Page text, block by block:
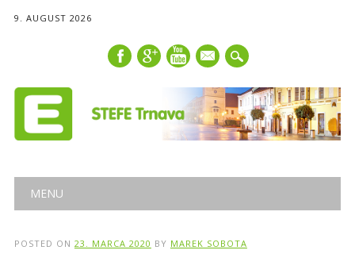
9. AUGUST 2026
mail
Main menu
MENU
POSTED ON 23. MARCA 2020 BY MAREK SOBOTA